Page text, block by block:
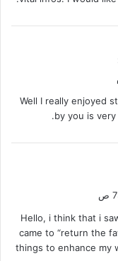
Well I really enjoyed
by you is
Hello, i think that i
came to “return the
things to enhance my